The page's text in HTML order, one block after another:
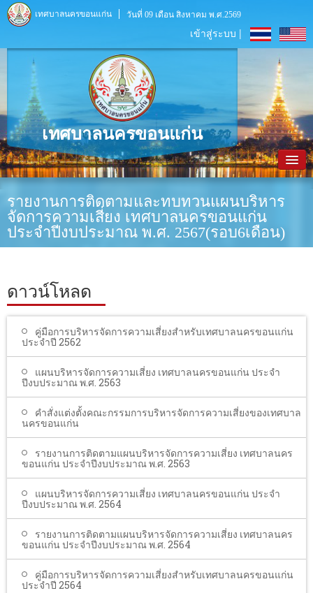
เทศบาลนครขอนแก่น วันที่ 09 เดือน สิงหาคม พ.ศ.2569
เข้าสู่ระบบ |
เทศบาลนครขอนแก่น
ข้อมูลพื้นฐาน
ประชาสัมพันธ์
โรงเรียนในสังกัด
ITA
ติดต่อเทศบาล
รายงานการติดตามและทบทวนแผนบริหาร
จัดการความเสี่ยง เทศบาลนครขอนแก่น
ประจำปีงบประมาณ พ.ศ. 2567(รอบ6เดือน)
ดาวน์โหลด
คู่มือการบริหารจัดการความเสี่ยงสำหรับเทศบาลนครขอนแก่น
ประจำปี 2562
แผนบริหารจัดการความเสี่ยง เทศบาลนครขอนแก่น ประจำ
ปีงบประมาณ พ.ศ. 2563
คำสั่งแต่งตั้งคณะกรรมการบริหารจัดการความเสี่ยงของเทศบาล
นครขอนแก่น
รายงานการติดตามแผนบริหารจัดการความเสี่ยง เทศบาลนคร
ขอนแก่น ประจำปีงบประมาณ พ.ศ. 2563
แผนบริหารจัดการความเสี่ยง เทศบาลนครขอนแก่น ประจำ
ปีงบประมาณ พ.ศ. 2564
รายงานการติดตามแผนบริหารจัดการความเสี่ยง เทศบาลนคร
ขอนแก่น ประจำปีงบประมาณ พ.ศ. 2564
คู่มือการบริหารจัดการความเสี่ยงสำหรับเทศบาลนครขอนแก่น
ประจำปี 2564